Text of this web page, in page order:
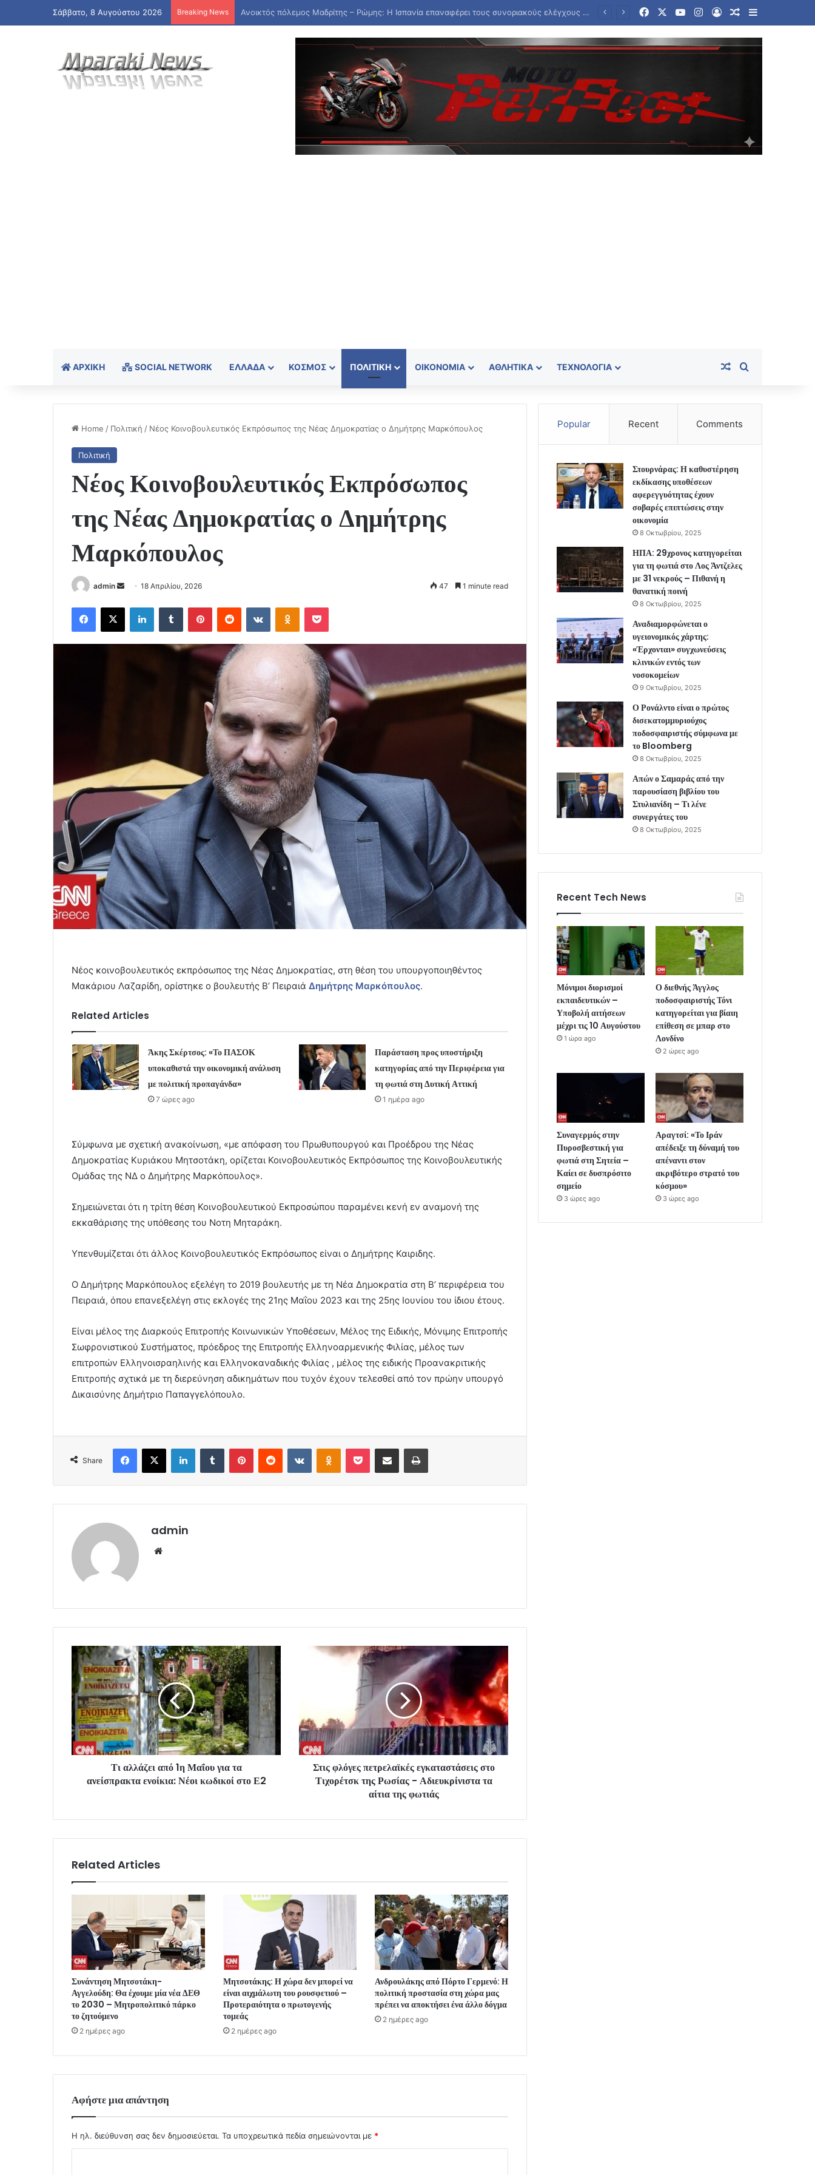
Σάββατο, 8 Αυγούστου 2026 Breaking News Μόνιμοι διορισμοί εκπαιδευτικών – Υποβολή αιτήσεων μέχρι τις 10 Αυγούστου FacebookYouTubeInstagram
Log InRandom Article
Sidebar
ΑΡΧΙΚΉ SOCIAL NETWORK ΕΛΛΆΔΑ ΚΌΣΜΟΣ ΠΟΛΙΤΙΚΉ ΟΙΚΟΝΟΜΊΑ ΑΘΛΗΤΙΚΆ ΤΕΧΝΟΛΟΓΊΑ Random Article
Home / Πολιτική / Νέος Κοινοβουλευτικός Εκπρόσωπος της Νέας Δημοκρατίας ο Δημήτρης Μαρκόπουλος
Πολιτική
Νέος Κοινοβουλευτικός Εκπρόσωπος
της Νέας Δημοκρατίας ο Δημήτρης
Μαρκόπουλος
admin
Send
email
18 Απριλίου, 2026 47 1 minute read
Facebook
X LinkedInTumblr PinterestReddit VKontakteOdnoklassniki
Pocket
Νέος κοινοβουλευτικός εκπρόσωπος της Νέας Δημοκρατίας, στη θέση του υπουργοποιηθέντος
Μακάριου Λαζαρίδη, ορίστηκε ο βουλευτής Β’ Πειραιά Δημήτρης Μαρκόπουλος.
Related Articles
Άκης Σκέρτσος: «Το ΠΑΣΟΚ
υποκαθιστά την οικονομική ανάλυση
με πολιτική προπαγάνδα»
7 ώρες ago
Παράσταση προς υποστήριξη
κατηγορίας από την Περιφέρεια για
τη φωτιά στη Δυτική Αττική
1 ημέρα ago
Σύμφωνα με σχετική ανακοίνωση, «με απόφαση του Πρωθυπουργού και Προέδρου της Νέας
Δημοκρατίας Κυριάκου Μητσοτάκη, ορίζεται Κοινοβουλευτικός Εκπρόσωπος της Κοινοβουλευτικής
Ομάδας της ΝΔ ο Δημήτρης Μαρκόπουλος».
Σημειώνεται ότι η τρίτη θέση Κοινοβουλευτικού Εκπροσώπου παραμένει κενή εν αναμονή της
εκκαθάρισης της υπόθεσης του Νοτη Μηταράκη.
Υπενθυμίζεται ότι άλλος Κοινοβουλευτικός Εκπρόσωπος είναι ο Δημήτρης Καιριδης.
Ο Δημήτρης Μαρκόπουλος εξελέγη το 2019 βουλευτής με τη Νέα Δημοκρατία στη Β’ περιφέρεια του
Πειραιά, όπου επανεξελέγη στις εκλογές της 21ης Μαΐου 2023 και της 25ης Ιουνίου του ίδιου έτους.
Είναι μέλος της Διαρκούς Επιτροπής Κοινωνικών Υποθέσεων, Μέλος της Ειδικής, Μόνιμης Επιτροπής
Σωφρονιστικού Συστήματος, πρόεδρος της Επιτροπής Ελληνοαρμενικής Φιλίας, μέλος των
επιτροπών Ελληνοισραηλινής και Ελληνοκαναδικής Φιλίας , μέλος της ειδικής Προανακριτικής
Επιτροπής σχτικά με τη διερεύνηση αδικημάτων που τυχόν έχουν τελεσθεί από τον πρώην υπουργό
Δικαισύνης Δημήτριο Παπαγγελόπουλο.
Share
Facebook
X LinkedInTumblr PinterestReddit VKontakteOdnoklassniki
Pocket Share via Email Print
admin
Τι αλλάζει από 1η Μαΐου για τα
ανείσπρακτα ενοίκια: Νέοι κωδικοί στο Ε2
Στις φλόγες πετρελαϊκές εγκαταστάσεις στο
Τιχορέτσκ της Ρωσίας - Αδιευκρίνιστα τα
αίτια της φωτιάς
Related Articles
Συνάντηση Μητσοτάκη-
Αγγελούδη: Θα έχουμε μία νέα ΔΕΘ
το 2030 – Μητροπολιτικό πάρκο
το ζητούμενο
2 ημέρες ago
Μητσοτάκης: Η χώρα δεν μπορεί να
είναι αιχμάλωτη του ρουσφετιού –
Προτεραιότητα ο πρωτογενής
τομεάς
2 ημέρες ago
Ανδρουλάκης από Πόρτο Γερμενό: Η
πολιτική προστασία στη χώρα μας
πρέπει να αποκτήσει ένα άλλο δόγμα
2 ημέρες ago
Αφήστε μια απάντηση
Η ηλ. διεύθυνση σας δεν δημοσιεύεται. Τα υποχρεωτικά πεδία σημειώνονται με *
Popular Recent Comments
Στουρνάρας: Η καθυστέρηση
εκδίκασης υποθέσεων
αφερεγγυότητας έχουν
σοβαρές επιπτώσεις στην
οικονομία
8 Οκτωβρίου, 2025
ΗΠΑ: 29χρονος κατηγορείται
για τη φωτιά στο Λος Άντζελες
με 31 νεκρούς – Πιθανή η
θανατική ποινή
8 Οκτωβρίου, 2025
Αναδιαμορφώνεται ο
υγειονομικός χάρτης:
«Έρχονται» συγχωνεύσεις
κλινικών εντός των
νοσοκομείων
9 Οκτωβρίου, 2025
Ο Ρονάλντο είναι ο πρώτος
δισεκατομμυριούχος
ποδοσφαιριστής σύμφωνα με
το Bloomberg
8 Οκτωβρίου, 2025
Απών ο Σαμαράς από την
παρουσίαση βιβλίου του
Στυλιανίδη – Τι λένε
συνεργάτες του
8 Οκτωβρίου, 2025
Recent Tech News
Μόνιμοι διορισμοί
εκπαιδευτικών –
Υποβολή αιτήσεων
μέχρι τις 10 Αυγούστου
1 ώρα ago
Ο διεθνής Άγγλος
ποδοσφαιριστής Τόνι
κατηγορείται για βίαιη
επίθεση σε μπαρ στο
Λονδίνο
2 ώρες ago
Συναγερμός στην
Πυροσβεστική για
φωτιά στη Σητεία –
Καίει σε δυσπρόσιτο
σημείο
3 ώρες ago
Αραγτσί: «Το Ιράν
απέδειξε τη δύναμή του
απέναντι στον
ακριβότερο στρατό του
κόσμου»
3 ώρες ago